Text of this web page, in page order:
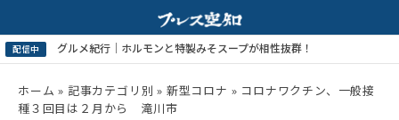
ホーム » 記事カテゴリ別 » 新型コロナ » コロナワクチン、一般接
種３回目は２月から 滝川市